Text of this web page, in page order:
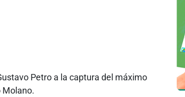
Petro a la captura del máximo
Molano.